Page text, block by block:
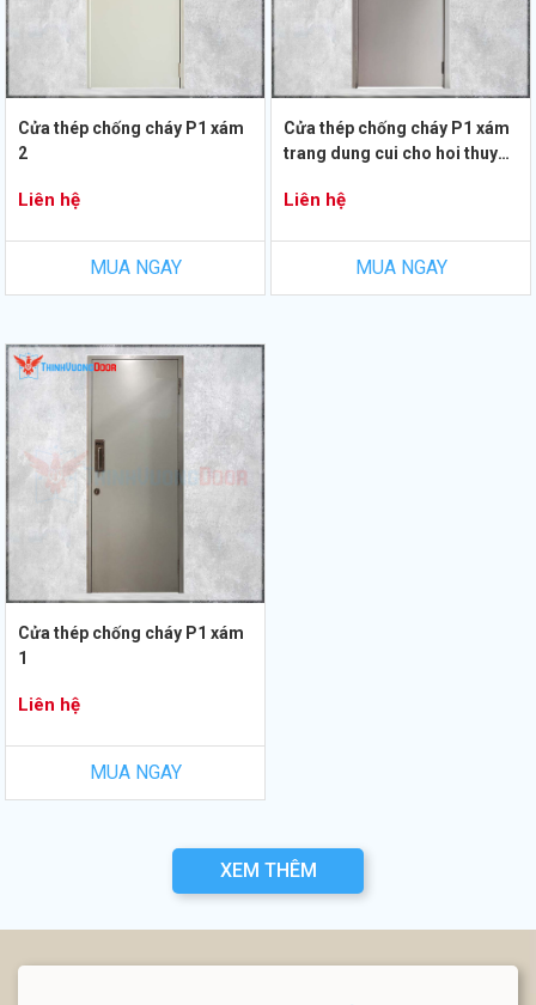
Cửa thép chống cháy P1 xám
2
Liên hệ
MUA NGAY
Cửa thép chống cháy P1 xám
trang dung cui cho hoi thuy
Liên hệ
MUA NGAY
Cửa thép chống cháy P1 xám
1
Liên hệ
MUA NGAY
XEM THÊM